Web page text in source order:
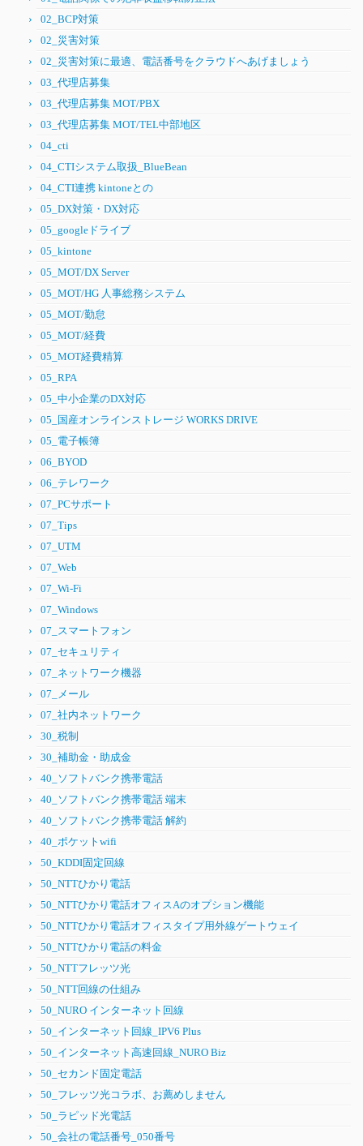
02_BCP対策
02_災害対策
02_災害対策に最適、電話番号をクラウドへあげましょう
03_代理店募集
03_代理店募集 MOT/PBX
03_代理店募集 MOT/TEL中部地区
04_cti
04_CTIシステム取扱_BlueBean
04_CTI連携 kintoneとの
05_DX対策・DX対応
05_googleドライブ
05_kintone
05_MOT/DX Server
05_MOT/HG 人事総務システム
05_MOT/勤怠
05_MOT/経費
05_MOT経費精算
05_RPA
05_中小企業のDX対応
05_国産オンラインストレージ WORKS DRIVE
05_電子帳簿
06_BYOD
06_テレワーク
07_PCサポート
07_Tips
07_UTM
07_Web
07_Wi-Fi
07_Windows
07_スマートフォン
07_セキュリティ
07_ネットワーク機器
07_メール
07_社内ネットワーク
30_税制
30_補助金・助成金
40_ソフトバンク携帯電話
40_ソフトバンク携帯電話 端末
40_ソフトバンク携帯電話 解約
40_ポケットwifi
50_KDDI固定回線
50_NTTひかり電話
50_NTTひかり電話オフィスAのオプション機能
50_NTTひかり電話オフィスタイプ用外線ゲートウェイ
50_NTTひかり電話の料金
50_NTTフレッツ光
50_NTT回線の仕組み
50_NURO インターネット回線
50_インターネット回線_IPV6 Plus
50_インターネット高速回線_NURO Biz
50_セカンド固定電話
50_フレッツ光コラボ、お薦めしません
50_ラピッド光電話
50_会社の電話番号_050番号